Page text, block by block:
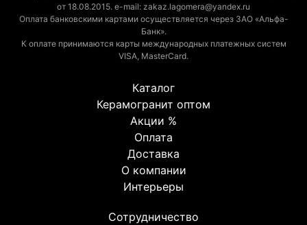
от 18.08.2015. e-mail: zakaz.lagomera@yandex.ru
Оплата банковскими картами осуществляется через ЗАО «Альфа-
Банк».
К оплате принимаются карты международных платежных систем
VISA, MasterCard.
Каталог
Керамогранит оптом
Акции %
Оплата
Доставка
О компании
Интерьеры
Сотрудничество